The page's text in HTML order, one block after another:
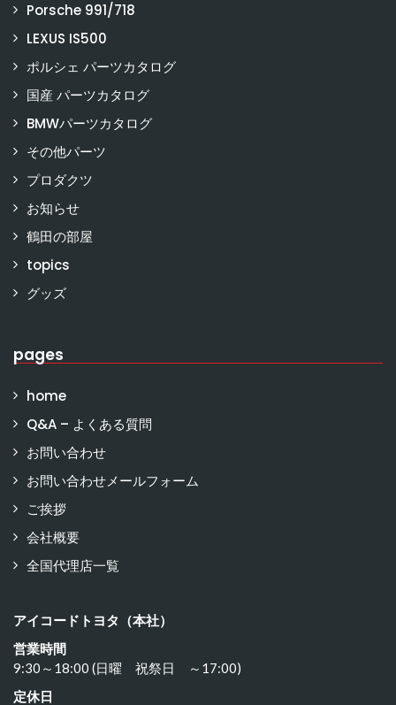
Porsche 991/718
LEXUS IS500
ポルシェ パーツカタログ
国産 パーツカタログ
BMWパーツカタログ
その他パーツ
プロダクツ
お知らせ
鶴田の部屋
topics
グッズ
pages
home
Q&A – よくある質問
お問い合わせ
お問い合わせメールフォーム
ご挨拶
会社概要
全国代理店一覧
アイコードトヨタ（本社）
営業時間
9:30～18:00 (日曜 祝祭日 ～17:00)
定休日